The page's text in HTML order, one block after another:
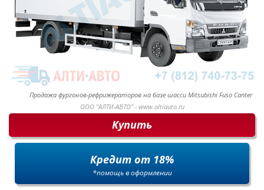
Купить
Кредит от 18%
*помощь в оформлении
Продажа фургонов-рефрижераторов на базе шасси Mitsubishi Fuso Canter
ООО "АЛТИ-АВТО" - www.altiauto.ru